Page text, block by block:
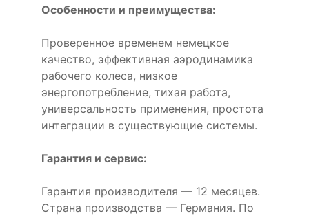
Особенности и преимущества:
Проверенное временем немецкое
качество, эффективная аэродинамика
рабочего колеса, низкое
энергопотребление, тихая работа,
универсальность применения, простота
интеграции в существующие системы.
Гарантия и сервис:
Гарантия производителя — 12 месяцев.
Страна производства — Германия. По